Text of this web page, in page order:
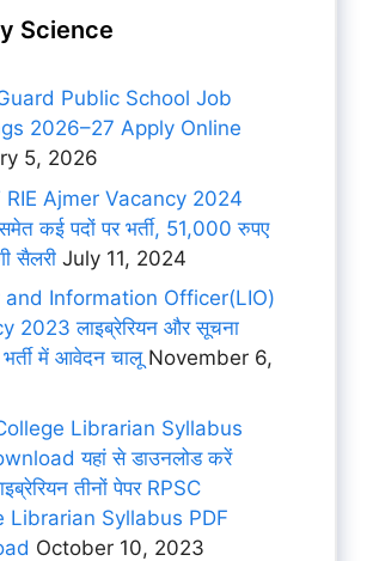
Science
Public School Job
2026–27 Apply Online
5, 2026
RIE Ajmer Vacancy 2024
समेत कई पदों पर भर्ती, 51,000 रुपए
सैलरी July 11, 2024
and Information Officer(LIO)
2023 लाइब्रेरियन और सूचना
भर्ती में आवेदन चालूNovember 6,
Librarian Syllabus
यहां से डाउनलोड करें
तीनों पेपर RPSC
Librarian Syllabus PDF
October 10, 2023